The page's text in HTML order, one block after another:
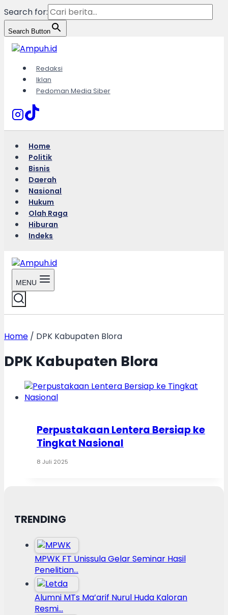
Search for:
Search Button
Skip
to
content
Redaksi
Iklan
Pedoman Media Siber
Home
Politik
Bisnis
Daerah
Nasional
Hukum
Olah Raga
Hiburan
Indeks
MENU
Home / DPK Kabupaten Blora
DPK Kabupaten Blora
Perpustakaan Lentera Bersiap ke
Tingkat Nasional
8 Juli 2025
TRENDING
MPWK FT Unissula Gelar Seminar Hasil
Penelitian…
Alumni MTs Ma’arif Nurul Huda Kaloran
Resmi…